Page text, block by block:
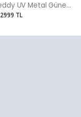
Toms Teddy UV Metal Güneş Gözlüğü
2999 TL